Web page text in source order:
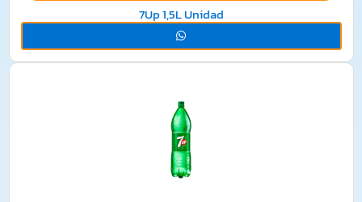
7Up 1,5L Unidad